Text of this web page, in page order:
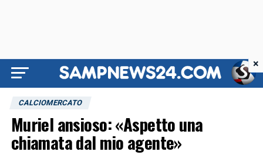
CALCIOMERCATO
Muriel ansioso: «Aspetto una
chiamata dal mio agente»
×